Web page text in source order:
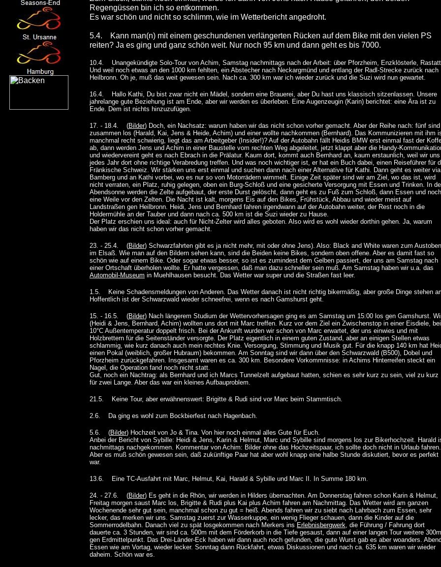
Regengüssen bin ich so entkommen.
Es war schön und nicht so schlimm, wie im Wetterbericht angedroht.
5.4. Kann man(n) mit einem geschundenen verlängerten Rücken auf dem Bike mit den vielen PS
reiten? Ja es ging und ganz schön weit. Nur noch 95 km und dann geht es bis 7000.
10.4. Unangekündigte Solo-Tour von Achim, Samstag nachmittags nach der Arbeit: über Pforzheim, Enzklösterle,
Und weil noch etwas an den 1000 km fehlten, ein Abstecher nach Neckargmünd und entlang der Radl-Strecke zurück nach
Heilbronn. Oh je, muß das weit gewesen sein. Nach ca. 300 km war ich wieder zurück und die Suzi wird nun gewartet.
16.4. Hallo Kathi, Du bist zwar nicht ein Mädel, sondern eine Brauerei, aber Du hast uns klassisch sitzenlassen. Unsere
jahrelange gute Beziehung ist am Ende, aber wir werden es überleben. Eine Augenzeugin (Karin) berichtet: eine Ära ist zu
Ende. Dem ist nichts hinzuzufügen.
17. - 18.4. (Bilder) Doch, ein Nachsatz: warum haben wir das nicht schon vorher gemacht. Aber der Reihe nach: fünf sind
zusammen los (Harald, Kai, Jens & Heide, Achim) und einer wollte nachkommen (Bernhard). Das Kommunizieren mit ihm
manchmal recht schwierig, liegt das am Arbeitgeber (Insider!)? Auf der Autobahn fällt Heidis BMW erst einmal fast der
ab, dann werden Jens und Achim in einer Baustelle vom rechten Weg abgeleitet, jetzt klappt aber die Handy-
und wiedervereint geht es nach Ebrach in die Prälatur. Kaum dort, kommt auch Bernhard an, kaum erstaunlich, weil wir uns
jedes Jahr dort ohne richtige Verabredung treffen. Und was noch wichtiger ist, er hat ein Buch dabei, einen Reiseführer für
Fränkische Schweiz. Wir stärken uns erst einmal und suchen dann nach einer Alternative für Kathi. Dann geht es weiter via
Bamberg und an Kathi vorbei, wo es nur so von Motorrädern wimmelt. Einige Zeit später sind wir am Ziel, wo das ist, wird
nicht verraten, ein Platz, ruhig gelegen, oben ein Burg-Schloß und eine gesicherte Versorgung mit Essen und Trinken. In
Abendsonne werden die Zelte aufgebaut, der erste Durst gelöscht, dann geht es zu Fuß zum Schloß, dann Essen und noch
eine Weile vor den Zelten. Die Nacht ist kalt, morgens Eis auf den Bikes, Frühstück, Abbau und wieder meist auf
Landstraßen gen Heilbronn. Heidi, Jens und Bernhard fahren irgendwann auf der Autobahn weiter, der Rest noch in die
Holdermühle an der Tauber und dann nach ca. 500 km ist die Suzi wieder zu Hause.
Der Platz erschien uns ideal: auch für Nicht-Zelter wird alles geboten. Also wird es wohl wieder dorthin gehen. Ja, warum
haben wir das nicht schon vorher gemacht.
23. - 25.4. (Bilder) Schwarzfahrten gibt es ja nicht mehr, mit oder ohne Jens). Also: Black and White waren zum Austoben
im Elsaß. Wie man auf den Bildern sehen kann, sind die Beiden keine Bikes, sondern oben offene. Aber es damit fast so
schön wie auf einem Bike. Oder sogar etwas besser, so ist es zumindest dem Gelben passiert, der uns am Samstag nach
einer Ortschaft überholen wollte. Er hatte vergessen, daß man dazu schneller sein muß. Am Samstag haben wir u.a. das
Automobil-Museum in Muehlhausen besucht. Das Wetter war super und die Straßen fast leer.
1.5. Keine Schadensmeldungen von Anderen. Das Wetter danach ist nicht richtig bikermäßig, aber große Dinge stehen
Hoffentlich ist der Schwarzwald wieder schneefrei, wenn es nach Gamshurst geht.
15. - 16.5. (Bilder) Nach längerem Studium der Wettervorhersagen ging es am Samstag um 15:00 los gen Gamshurst.
(Heidi & Jens, Bernhard, Achim) wollten uns dort mit Marc treffen. Kurz vor dem Ziel ein Zwischenstop in einer Eisdiele, bei
10°C Außentemperatur doppelt frisch. Bei der Ankunft wurden wir schon von Marc erwartet, der uns einwies und mit
Holzbrettern für die Seitenständer versorgte. Der Platz eigentlich in einem guten Zustand, aber an einigen Stellen etwas
schlammig, wie kurz danach auch mein rechtes Knie. Versorgung, Stimmung und Musik gut. Für die knapp 140 km hat
einen Pokal (weiblich, großer Hubraum) bekommen. Am Sonntag sind wir dann über den Schwarzwald (B500), Dobel und
Pforzheim zurückgefahren. Insgesamt waren es ca. 300 km. Besondere Vorkommnisse: in Achims Hinterreifen steckt ein
Nagel, die Operation fand noch nicht statt.
Gut, noch ein Nachtrag: als Bernhard und ich Marcs Tunnelzelt aufgebaut hatten, schien es sehr kurz zu sein, viel zu kurz
für zwei Lange. Aber das war ein kleines Aufbauproblem.
21.5. Keine Tour, aber erwähnenswert: Brigitte & Rudi sind vor Marc beim Stammtisch.
2.6. Da ging es wohl zum Bockbierfest nach Hagenbach.
5.6. (Bilder) Hochzeit von Jo & Tina. Von hier noch einmal alles Gute für Euch.
Anbei der Bericht von Sybille: Heidi & Jens, Karin & Helmut, Marc und Sybille sind morgens los zur Bikerhochzeit. Harald
nachmittags nachgekommen. Kommentar von Achim: Bilder ohne das Hochzeitspaar, ich sollte doch nicht in Urlaub fahren.
Aber es muß schön gewesen sein, daß zukünftige Paar hat aber wohl knapp eine halbe Stunde diskutiert, bevor es perfekt
war.
13.6. Eine TC-Ausfahrt mit Marc, Helmut, Kai, Harald & Sybille und Marc II. In Summe 180 km.
24. - 27.6. (Bilder) Es geht in die Rhön, wir werden in Hilders übernachten. Am Donnerstag fahren schon Karin & Helmut,
Freitag morgen saust Marc los, Brigitte & Rudi plus Kai plus Achim fahren am Nachmittag. Das Wetter wird am ganzen
Wochenende sehr gut sein, manchmal schon zu gut = heiß. Abends fahren wir zu siebt nach Lahrbach zum Essen, sehr
lecker, das merken wir uns. Samstag zuerst zur Wasserkuppe, ein wenig Flieger schauen, dann die Kinder auf die
Sommerrodelbahn. Danach viel zu spät losgekommen nach Merkers ins Erlebnisbergwerk, die Führung / Fahrung dort
dauerte ca. 3 Stunden, wir sind ca. 500m mit dem Förderkorb in die Tiefe gesaust, dann auf einer langen Tour weitere 300m
gen Erdmittelpunkt. Das Drei-Länder-Eck haben wir dann auch noch gefunden, die gute Wurst gab es aber woanders.
Essen wie am Vortag, wieder lecker. Sonntag dann Rückfahrt, etwas Diskussionen und nach ca. 635 km waren wir wieder
daheim. Schön war es.